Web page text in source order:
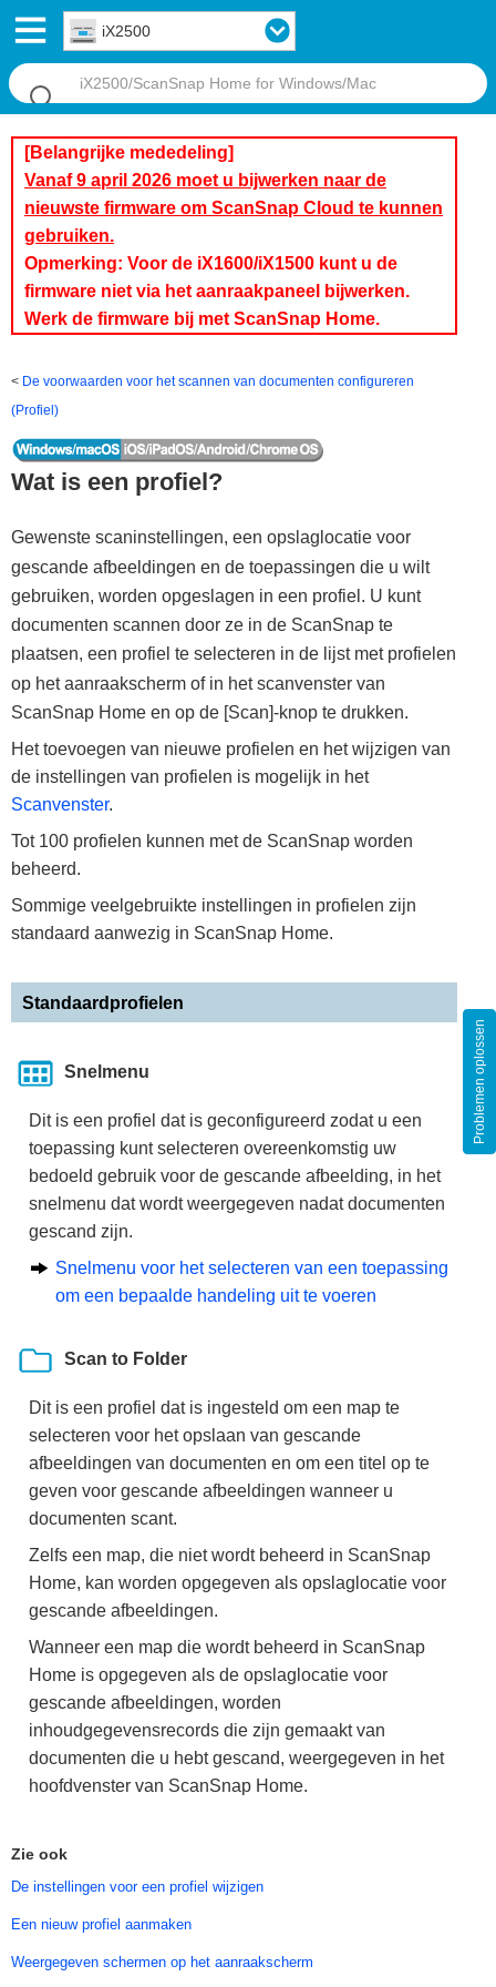
iX2500
[Belangrijke mededeling]
Vanaf 9 april 2026 moet u bijwerken naar de
nieuwste firmware om ScanSnap Cloud te kunnen
gebruiken.
Opmerking: Voor de iX1600/iX1500 kunt u de
firmware niet via het aanraakpaneel bijwerken.
Werk de firmware bij met ScanSnap Home.
De voorwaarden voor het scannen van documenten configureren
(Profiel)
Wat is een profiel?
Gewenste scaninstellingen, een opslaglocatie voor
gescande afbeeldingen en de toepassingen die u wilt
gebruiken, worden opgeslagen in een profiel. U kunt
documenten scannen door ze in de ScanSnap te
plaatsen, een profiel te selecteren in de lijst met profielen
op het aanraakscherm of in het scanvenster van
ScanSnap Home en op de [Scan]-knop te drukken.
Het toevoegen van nieuwe profielen en het wijzigen van
de instellingen van profielen is mogelijk in het
Scanvenster.
Tot 100 profielen kunnen met de ScanSnap worden
beheerd.
Sommige veelgebruikte instellingen in profielen zijn
standaard aanwezig in ScanSnap Home.
Standaardprofielen
Snelmenu
Dit is een profiel dat is geconfigureerd zodat u een
toepassing kunt selecteren overeenkomstig uw
bedoeld gebruik voor de gescande afbeelding, in het
snelmenu dat wordt weergegeven nadat documenten
gescand zijn.
Snelmenu voor het selecteren van een toepassing
om een bepaalde handeling uit te voeren
Scan to Folder
Dit is een profiel dat is ingesteld om een map te
selecteren voor het opslaan van gescande
afbeeldingen van documenten en om een titel op te
geven voor gescande afbeeldingen wanneer u
documenten scant.
Zelfs een map, die niet wordt beheerd in ScanSnap
Home, kan worden opgegeven als opslaglocatie voor
gescande afbeeldingen.
Wanneer een map die wordt beheerd in ScanSnap
Home is opgegeven als de opslaglocatie voor
gescande afbeeldingen, worden
inhoudgegevensrecords die zijn gemaakt van
documenten die u hebt gescand, weergegeven in het
hoofdvenster van ScanSnap Home.
Zie ook
De instellingen voor een profiel wijzigen
Een nieuw profiel aanmaken
Weergegeven schermen op het aanraakscherm
Problemen oplossen